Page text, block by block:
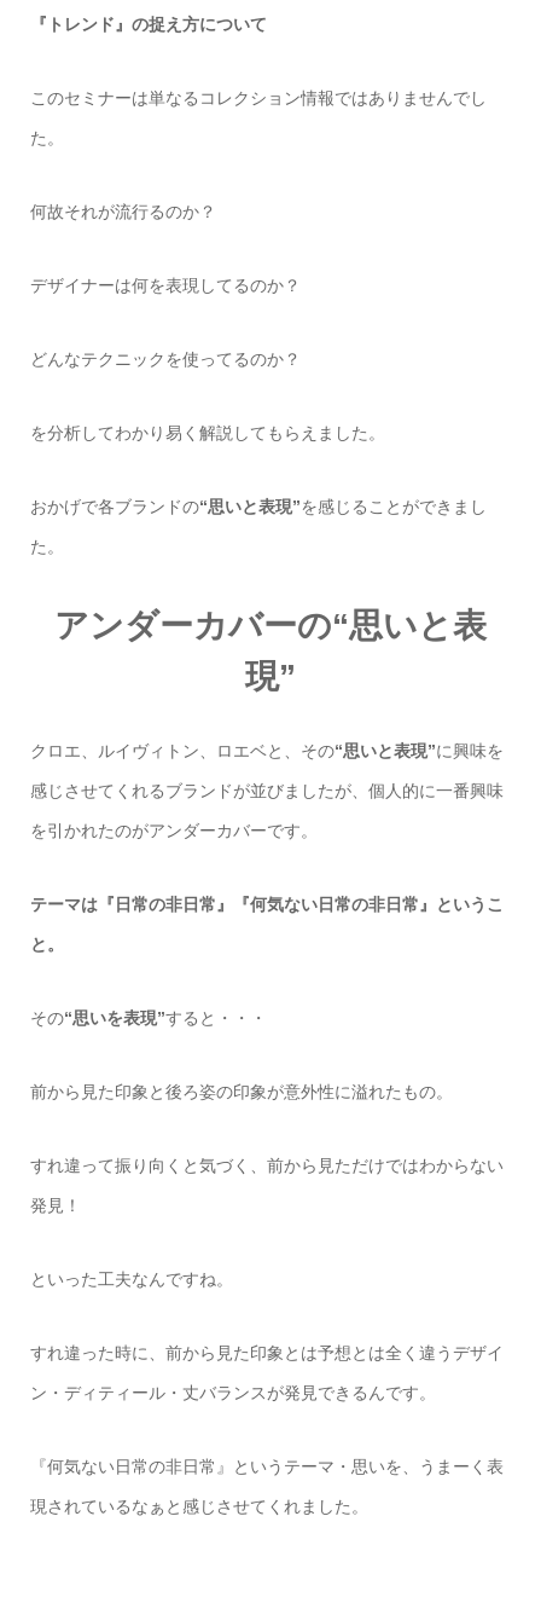
『トレンド』の捉え方について
このセミナーは単なるコレクション情報ではありませんでし
た。
何故それが流行るのか？
デザイナーは何を表現してるのか？
どんなテクニックを使ってるのか？
を分析してわかり易く解説してもらえました。
おかげで各ブランドの“思いと表現”を感じることができまし
た。
アンダーカバーの“思いと表
現”
クロエ、ルイヴィトン、ロエベと、その“思いと表現”に興味を
感じさせてくれるブランドが並びましたが、個人的に一番興味
を引かれたのがアンダーカバーです。
テーマは『日常の非日常』『何気ない日常の非日常』というこ
と。
その“思いを表現”すると・・・
前から見た印象と後ろ姿の印象が意外性に溢れたもの。
すれ違って振り向くと気づく、前から見ただけではわからない
発見！
といった工夫なんですね。
すれ違った時に、前から見た印象とは予想とは全く違うデザイ
ン・ディティール・丈バランスが発見できるんです。
『何気ない日常の非日常』というテーマ・思いを、うまーく表
現されているなぁと感じさせてくれました。